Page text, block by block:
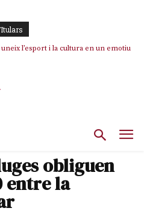
l’esport i la cultura en un emotiu
renuncia a Girona pels àudios però
obliguen
entre la